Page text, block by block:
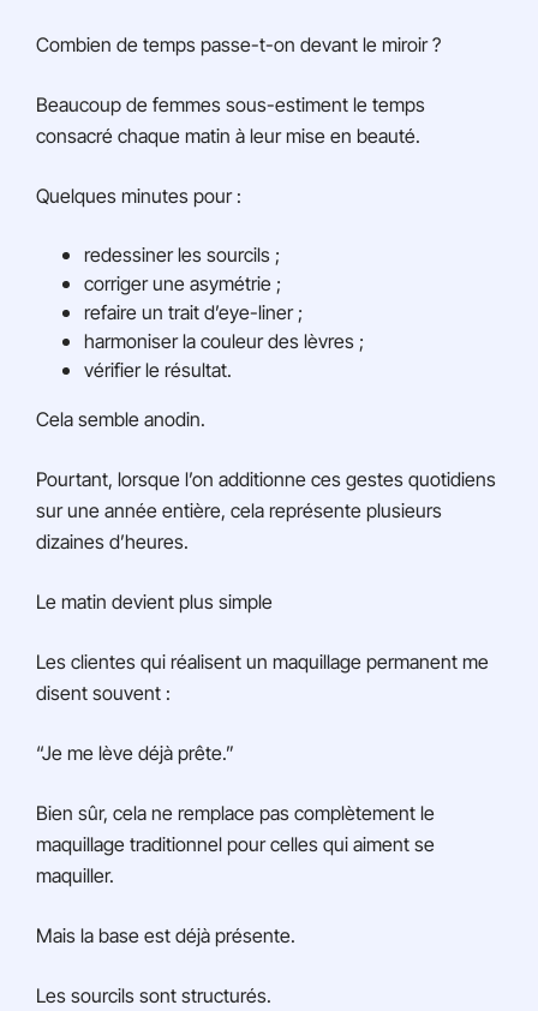
Combien de temps passe-t-on devant le miroir ?
Beaucoup de femmes sous-estiment le temps
consacré chaque matin à leur mise en beauté.
Quelques minutes pour :
redessiner les sourcils ;
corriger une asymétrie ;
refaire un trait d’eye-liner ;
harmoniser la couleur des lèvres ;
vérifier le résultat.
Cela semble anodin.
Pourtant, lorsque l’on additionne ces gestes quotidiens
sur une année entière, cela représente plusieurs
dizaines d’heures.
Le matin devient plus simple
Les clientes qui réalisent un maquillage permanent me
disent souvent :
“Je me lève déjà prête.”
Bien sûr, cela ne remplace pas complètement le
maquillage traditionnel pour celles qui aiment se
maquiller.
Mais la base est déjà présente.
Les sourcils sont structurés.